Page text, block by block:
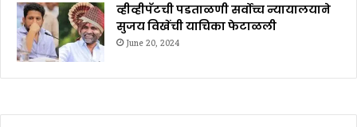
व्हीव्हीपॅटची पडताळणी सर्वोच्च न्यायालयाने
सुजय विखेंची याचिका फेटाळली
June 20, 2024